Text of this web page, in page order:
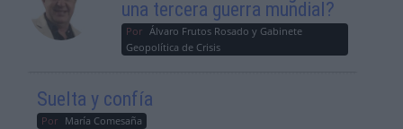
una tercera guerra mundial?
Por Álvaro Frutos Rosado y Gabinete
Geopolítica de Crisis
Suelta y confía
Por María Comesaña